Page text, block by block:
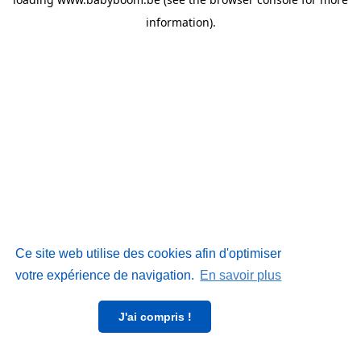
Ce site web utilise des cookies afin d'optimiser
votre expérience de navigation. En savoir plus
J'ai compris !
information).